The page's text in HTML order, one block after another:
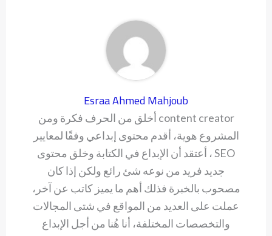
Esraa Ahmed Mahjoub
content creator أخلق من الحرف فكرة ومن
المشروع هوية، أقدم محتوى إبداعي وفقًا لمعايير
SEO ، أعتقد أن الإبداع في الكتابة وخلق محتوى
جديد فريد من نوعه شئ رائع ولكن إذا كان
مصحوب بالخبرة فذلك أهم ما يميز كاتب عن آخر،
عملت على العديد من المواقع في شتى المجالات
والتخصصات المختلفة، أنا هُنا من أجل الإبداع